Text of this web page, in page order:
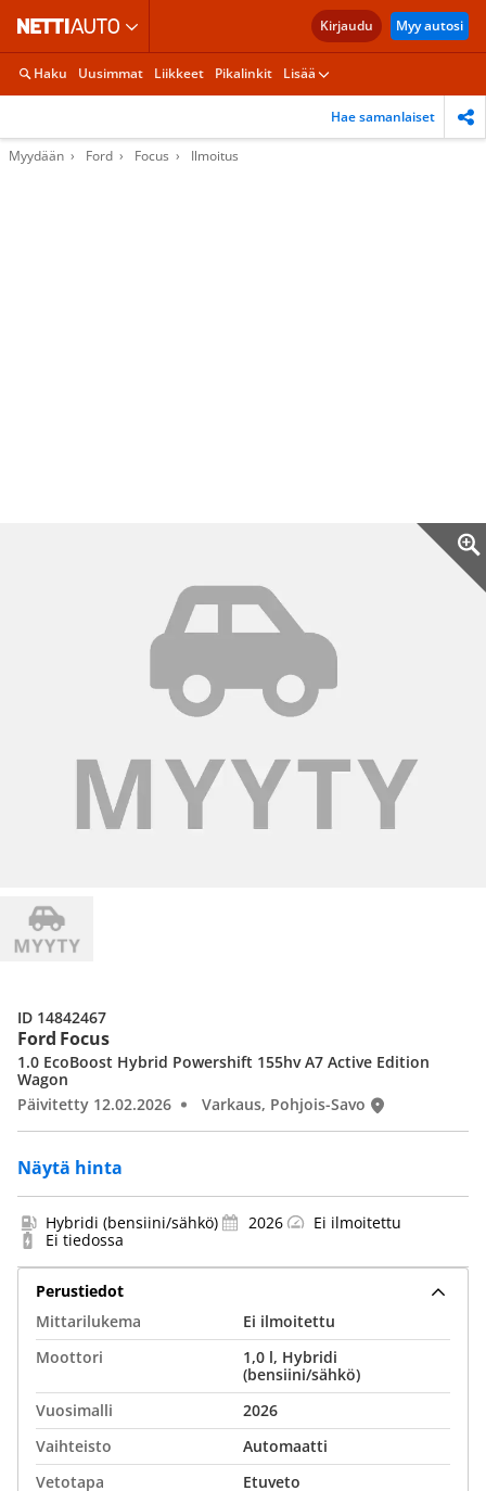
Kirjaudu Myy autosi
Haku Uusimmat Liikkeet Pikalinkit Lisää
Hae samanlaiset
Myydään Ford Focus Ilmoitus
Ford Focus
Näytä hinta
1.0 EcoBoost Hybrid Powershift 155hv A7 Active Edition
Wagon
Päivitetty 12.02.2026
Varkaus, Pohjois-Savo
ID 14842467
Hybridi (bensiini/sähkö) 2026
Ei ilmoitettu
Ei tiedossa
Perustiedot
Mittarilukema
Ei ilmoitettu
Moottori
1,0 l, Hybridi
(bensiini/sähkö)
Vuosimalli
2026
Vaihteisto
Automaatti
Vetotapa
Etuveto